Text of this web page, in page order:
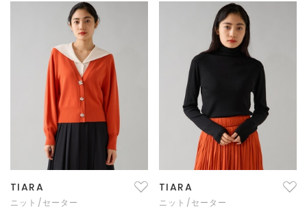
TIARA
ニット/セーター
TIARA
ニット/セーター